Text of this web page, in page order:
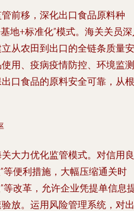
前移，深化出口食品原料种
地+标准化”模式。海关关员
从农田到出口的全链条质量安
用、疫病疫情防控、环境监测
口食品的原料安全可靠，从根
大力优化监管模式。对信用良
等便利措施，大幅压缩通关时
等改革，允许企业凭提单信息
放。运用风险管理系统，对出